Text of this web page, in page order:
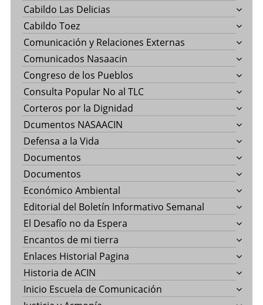
Cabildo Las Delicias
Cabildo Toez
Comunicación y Relaciones Externas
Comunicados Nasaacin
Congreso de los Pueblos
Consulta Popular No al TLC
Corteros por la Dignidad
Dcumentos NASAACIN
Defensa a la Vida
Documentos
Documentos
Económico Ambiental
Editorial del Boletín Informativo Semanal
El Desafío no da Espera
Encantos de mi tierra
Enlaces Historial Pagina
Historia de ACIN
Inicio Escuela de Comunicación